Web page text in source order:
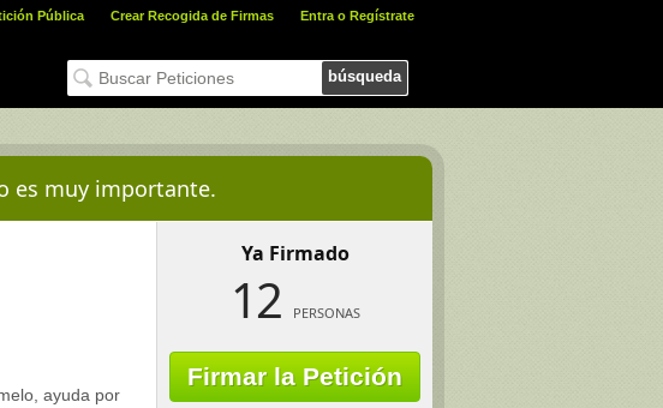
Pública Crear Recogida de Firmas Entra o Regístrate
búsqueda
es muy importante.
ayuda por
Ya Firmado
12 PERSONAS
Firmar la Petición